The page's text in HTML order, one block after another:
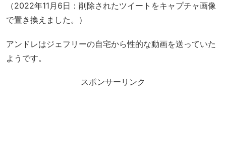
（2022年11月6日：削除されたツイートをキャプチャ画像
で置き換えました。）
アンドレはジェフリーの自宅から性的な動画を送っていた
ようです。
スポンサーリンク